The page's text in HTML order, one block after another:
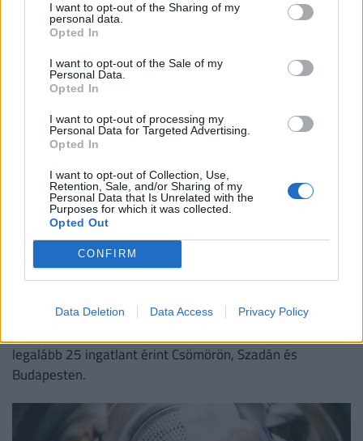
I want to opt-out of the Sharing of my
personal data.
Opted In
I want to opt-out of the Sale of my
Personal Data.
Opted In
I want to opt-out of processing my
Personal Data for Targeted Advertising.
Opted In
I want to opt-out of Collection, Use,
Retention, Sale, and/or Sharing of my
Personal Data that Is Unrelated with the
Purposes for which it was collected.
Opted Out
CONFIRM
Data Deletion Data Access Privacy Policy
NEKED AJÁNLJUK
Új módszerrel fosztják ki a gyanútlan
lakástulajdonosokat: 600 milliós
csalássorozatot állítottak meg az utolsó
pillanatban
legalább 25 ingatlant érint Csömörön, Szadán és
Budapesten.